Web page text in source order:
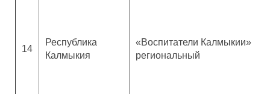
14
Республика
Калмыкия
«Воспитатели Калмыкии»
региональный